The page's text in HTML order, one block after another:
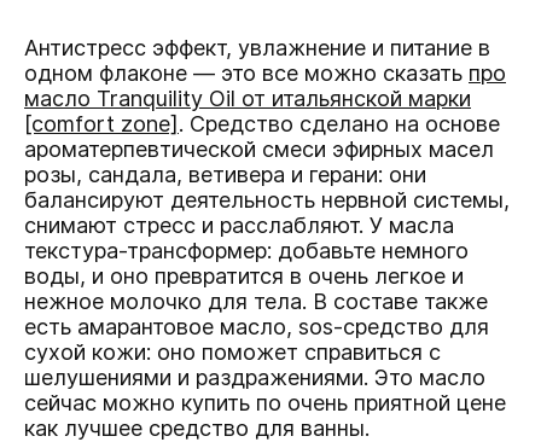
Антистресс эффект, увлажнение и питание в
одном флаконе — это все можно сказать про
масло Tranquility Oil от итальянской марки
[сomfort zone]. Средство сделано на основе
ароматерпевтической смеси эфирных масел
розы, сандала, ветивера и герани: они
балансируют деятельность нервной системы,
снимают стресс и расслабляют. У масла
текстура-трансформер: добавьте немного
воды, и оно превратится в очень легкое и
нежное молочко для тела. В составе также
есть амарантовое масло, sos-средство для
сухой кожи: оно поможет справиться с
шелушениями и раздражениями. Это масло
сейчас можно купить по очень приятной цене
как лучшее средство для ванны.